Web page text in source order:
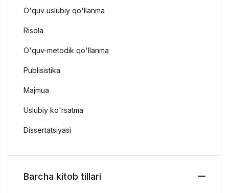
O'quv uslubiy qo'llanma
Risola
O'quv-metodik qo'llanma
Publisistika
Majmua
Uslubiy ko'rsatma
Dissertatsiyasi
Barcha kitob tillari